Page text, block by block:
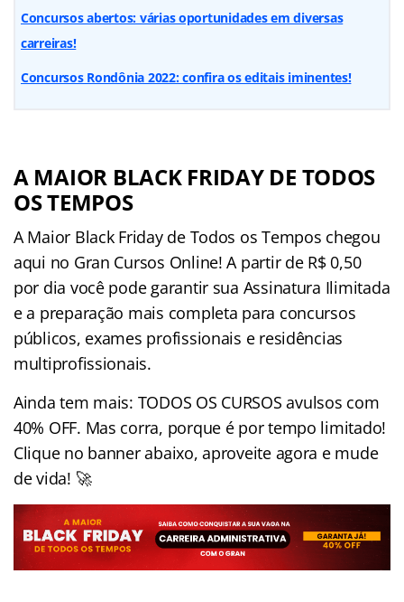
Concursos abertos: várias oportunidades em diversas
carreiras!
Concursos Rondônia 2022: confira os editais iminentes!
A MAIOR BLACK FRIDAY DE TODOS
OS TEMPOS
A Maior Black Friday de Todos os Tempos chegou
aqui no Gran Cursos Online! A partir de R$ 0,50
por dia você pode garantir sua Assinatura Ilimitada
e a preparação mais completa para concursos
públicos, exames profissionais e residências
multiprofissionais.
Ainda tem mais: TODOS OS CURSOS avulsos com
40% OFF. Mas corra, porque é por tempo limitado!
Clique no banner abaixo, aproveite agora e mude
de vida! 🚀